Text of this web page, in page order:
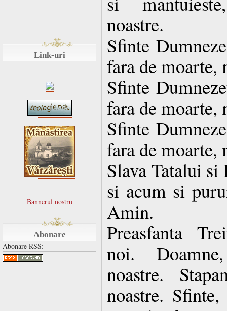
Link-uri
Bannerul nostru
Abonare
Abonare RSS:
noastre.
Sfinte
fara de moarte,
Sfinte
fara de moarte,
Sfinte
fara de moarte,
Slava Tatalui
si acum si
Amin.
Preasfanta
noi.
noastre.
noastre.